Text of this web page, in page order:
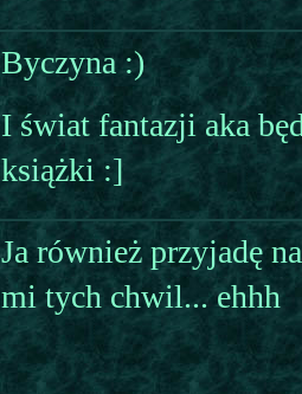
Byczyna :)
I świat fantazji aka
książki :]
Ja również przyjadę
mi tych chwil... ehhh